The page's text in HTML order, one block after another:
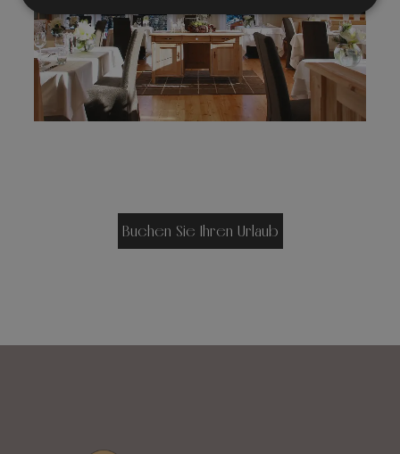
Buchen Sie Ihren Urlaub